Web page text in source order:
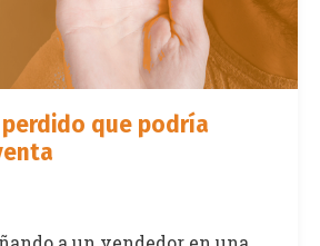
que podría